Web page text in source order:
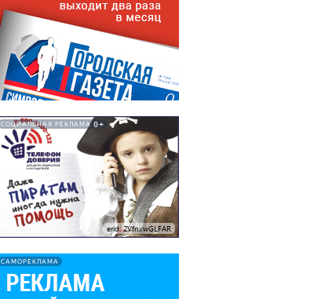
СОЦИАЛЬНАЯ РЕКЛАМА 0+
erid: 2VfnxwGLFAR
САМОРЕКЛАМА